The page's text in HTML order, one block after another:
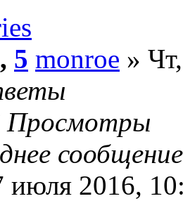
, 5 monroe »
Просмотры
июля 2016,